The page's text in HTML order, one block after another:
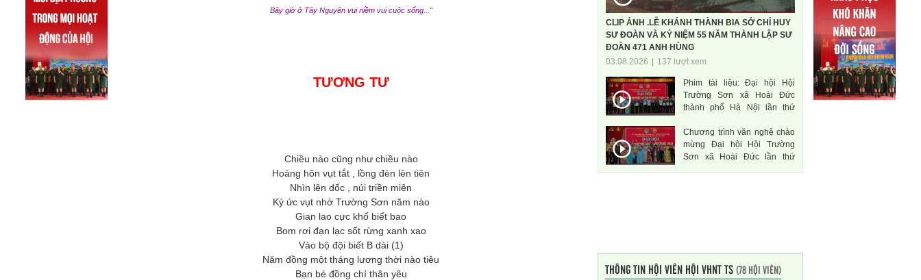
Bây giờ ở Tây Nguyên vui niềm vui cuộc sống..."
TƯƠNG TƯ
Chiều nào cũng như chiều nào
Hoàng hôn vụt tắt , lồng đèn lên tiên
Nhìn lên dốc , núi triền miên
Ký ức vụt nhớ Trường Sơn năm nào
Gian lao cực khổ biết bao
Bom rơi đạn lạc sốt rừng xanh xao
Vào bộ đội biết B dài (1)
Năm đồng một tháng lương thời nào tiêu
Bạn bè đồng chí thân yêu
CLIP ẢNH .LỄ KHÁNH THÀNH BIA SỞ CHỈ HUY
SƯ ĐOÀN VÀ KỶ NIỆM 55 NĂM THÀNH LẬP SƯ
ĐOÀN 471 ANH HÙNG
03.08.2026
137 lượt xem
Phim tài liệu: Đại hội Hội
Trường Sơn xã Hoài Đức
thành phố Hà Nội lần thứ
Chương trình văn nghệ chào
mừng Đại hội Hội Trường
Sơn xã Hoài Đức lần thứ
THÔNG TIN HỘI VIÊN HỘI VHNT TS(78 HỘI VIÊN)